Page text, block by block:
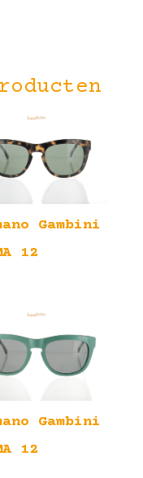
Gambini
12
Gambini
12